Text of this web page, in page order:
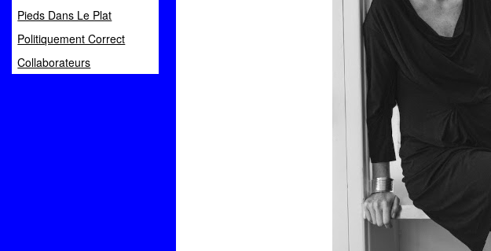
Pieds Dans Le Plat
Politiquement Correct
Collaborateurs